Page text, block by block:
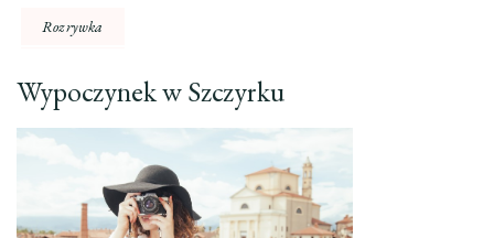
Rozrywka
Wypoczynek w Szczyrku